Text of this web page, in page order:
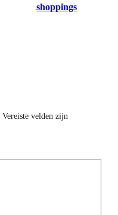
shoppings
Vereiste velden zijn